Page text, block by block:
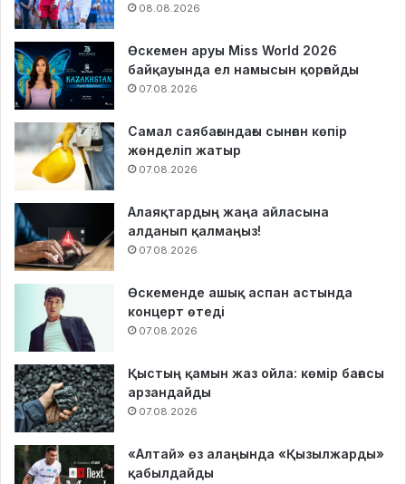
08.08.2026
Өскемен аруы Miss World 2026
байқауында ел намысын қорғайды
07.08.2026
Самал саябағындағы сынған көпір
жөнделіп жатыр
07.08.2026
Алаяқтардың жаңа айласына
алданып қалмаңыз!
07.08.2026
Өскеменде ашық аспан астында
концерт өтеді
07.08.2026
Қыстың қамын жаз ойла: көмір бағасы
арзандайды
07.08.2026
«Алтай» өз алаңында «Қызылжарды»
қабылдайды